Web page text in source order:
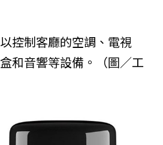
控制客廳的空調、電視
和音響等設備。（圖／工